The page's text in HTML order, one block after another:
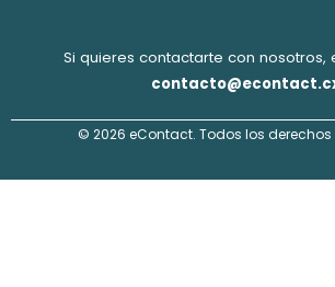
Si quieres contactarte con nosotros,
© 2026 eContact. Todos los derechos